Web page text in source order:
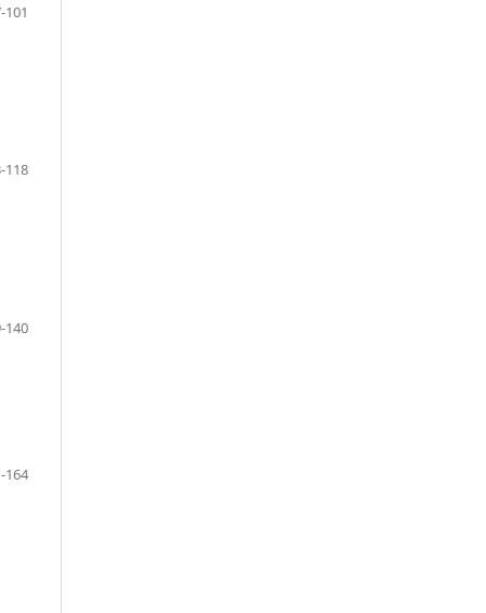
101
118
140
164